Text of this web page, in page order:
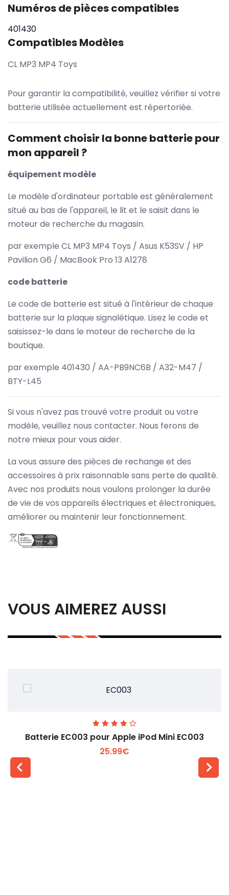
Numéros de pièces compatibles
401430
Compatibles Modèles
CL MP3 MP4 Toys
Pour garantir la compatibilité, veuillez vérifier si votre
batterie utilisée actuellement est répertoriée.
Comment choisir la bonne batterie pour
mon appareil ?
équipement modèle
Le modèle d'ordinateur portable est généralement
situé au bas de l'appareil, le lit et le saisit dans le
moteur de recherche du magasin.
par exemple CL MP3 MP4 Toys / Asus K53SV / HP
Pavilion G6 / MacBook Pro 13 A1278
code batterie
Le code de batterie est situé à l'intérieur de chaque
batterie sur la plaque signalétique. Lisez le code et
saisissez-le dans le moteur de recherche de la
boutique.
par exemple 401430 / AA-PB9NC6B / A32-M47 /
BTY-L45
Si vous n'avez pas trouvé votre produit ou votre
modèle, veuillez nous contacter. Nous ferons de
notre mieux pour vous aider.
La vous assure des pièces de rechange et des
accessoires à prix raisonnable sans perte de qualité.
Avec nos produits nous voulons prolonger la durée
de vie de vos appareils électriques et électroniques,
améliorer ou maintenir leur fonctionnement.
VOUS AIMEREZ AUSSI
Batterie EC003 pour Apple iPod Mini EC003
25.99€